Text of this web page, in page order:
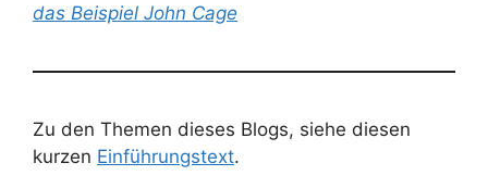
das Beispiel John Cage
Zu den Themen dieses Blogs, siehe diesen
kurzen Einführungstext.